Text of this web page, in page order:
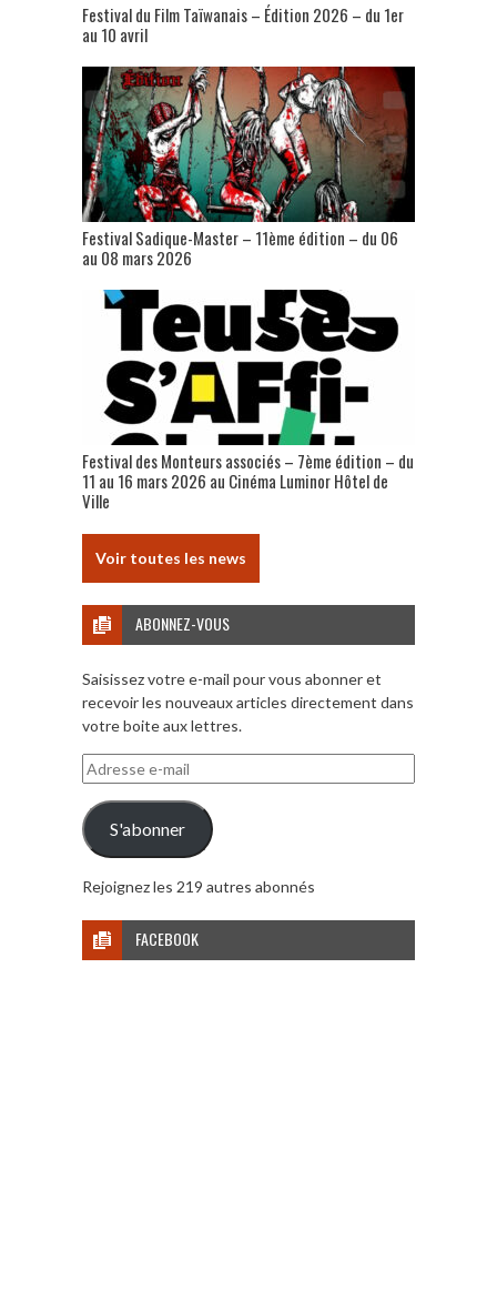
Festival du Film Taïwanais – Édition 2026 – du 1er
au 10 avril
Festival Sadique-Master – 11ème édition – du 06
au 08 mars 2026
Festival des Monteurs associés – 7ème édition – du
11 au 16 mars 2026 au Cinéma Luminor Hôtel de
Ville
Voir toutes les news
ABONNEZ-VOUS
Saisissez votre e-mail pour vous abonner et
recevoir les nouveaux articles directement dans
votre boite aux lettres.
Adresse
e-
mail
S'abonner
Rejoignez les 219 autres abonnés
FACEBOOK